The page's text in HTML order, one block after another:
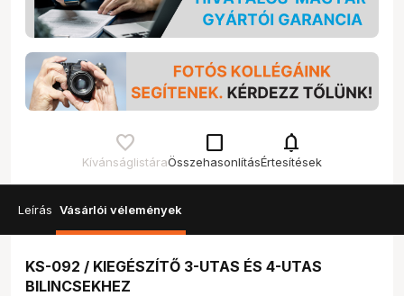
Kívánságlistára
check_box_outline_blank
Összehasonlítás
notifications
Értesítések
Leírás Vásárlói vélemények
KS-092 / KIEGÉSZÍTŐ 3-UTAS ÉS 4-UTAS
BILINCSEKHEZ